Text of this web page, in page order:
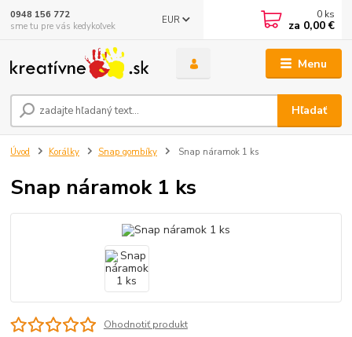
Menu
EUR
Hľadať
0948 156 772
sme tu pre vás kedykoľvek
0 ks
za 0,00 €
Úvod Korálky Snap gombíky Snap náramok 1 ks
Snap náramok 1 ks
Ohodnotiť produkt